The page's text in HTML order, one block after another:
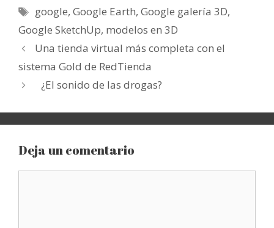
Etiquetas
google,Google Earth,Google galería 3D,
Google SketchUp, modelos en 3D
Una tienda virtual más completa con el
sistema Gold de RedTienda
¿El sonido de las drogas?
Deja un comentario